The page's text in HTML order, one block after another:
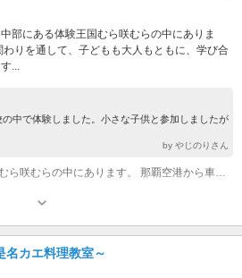
部にある体験王国むら咲むらの中にありま
りを通して、子どもも大人もともに、学び合
...
中で体験しました。小さな子供と参加しましたが
by やじのりさん
名カエ料理教室～